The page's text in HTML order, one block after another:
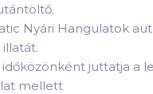
Nyári Hangulatok
illatát.
juttatja a
mellett